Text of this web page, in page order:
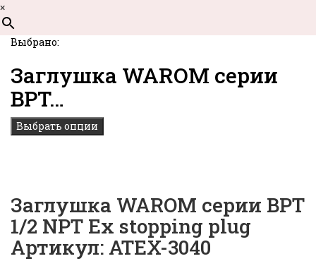
×
Выбрано:
Заглушка WAROM серии
BPT…
Выбрать опции
Заглушка WAROM серии BPT
1/2 NPT Ex stopping plug
Артикул: ATEX-3040